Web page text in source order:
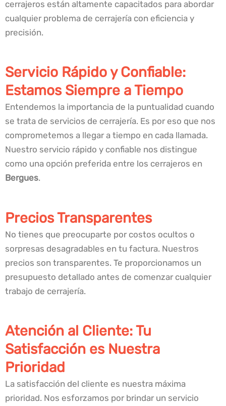
cerrajeros están altamente capacitados para abordar
cualquier problema de cerrajería con eficiencia y
precisión.
Servicio Rápido y Confiable:
Estamos Siempre a Tiempo
Entendemos la importancia de la puntualidad cuando
se trata de servicios de cerrajería. Es por eso que nos
comprometemos a llegar a tiempo en cada llamada.
Nuestro servicio rápido y confiable nos distingue
como una opción preferida entre los cerrajeros en
Bergues.
Precios Transparentes
No tienes que preocuparte por costos ocultos o
sorpresas desagradables en tu factura. Nuestros
precios son transparentes. Te proporcionamos un
presupuesto detallado antes de comenzar cualquier
trabajo de cerrajería.
Atención al Cliente: Tu
Satisfacción es Nuestra
Prioridad
La satisfacción del cliente es nuestra máxima
prioridad. Nos esforzamos por brindar un servicio